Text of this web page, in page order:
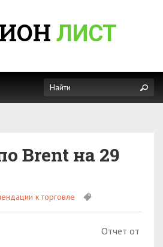
ЛИСТ
Brent на 29
к торговле
Отчет от